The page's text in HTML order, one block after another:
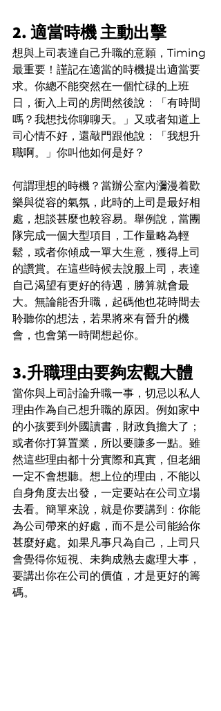
2. 適當時機 主動出擊
想與上司表達自己升職的意願，Timing
最重要！謹記在適當的時機提出適當要
求。你總不能突然在一個忙碌的上班
日，衝入上司的房間然後說：「有時間
嗎？我想找你聊聊天。」又或者知道上
司心情不好，還敲門跟他說：「我想升
職啊。」你叫他如何是好？
何謂理想的時機？當辦公室內瀰漫着歡
樂與從容的氣氛，此時的上司是最好相
處，想談甚麼也較容易。舉例說，當團
隊完成一個大型項目，工作量略為輕
鬆，或者你傾成一單大生意，獲得上司
的讚賞。在這些時候去說服上司，表達
自己渴望有更好的待遇，勝算就會最
大。無論能否升職，起碼他也花時間去
聆聽你的想法，若果將來有晉升的機
會，也會第一時間想起你。
3.升職理由要夠宏觀大體
當你與上司討論升職一事，切忌以私人
理由作為自己想升職的原因。例如家中
的小孩要到外國讀書，財政負擔大了；
或者你打算置業，所以要賺多一點。雖
然這些理由都十分實際和真實，但老細
一定不會想聽。想上位的理由，不能以
自身角度去出發，一定要站在公司立場
去看。簡單來說，就是你要講到：你能
為公司帶來的好處，而不是公司能給你
甚麼好處。如果凡事只為自己，上司只
會覺得你短視、未夠成熟去處理大事，
要講出你在公司的價值，才是更好的籌
碼。